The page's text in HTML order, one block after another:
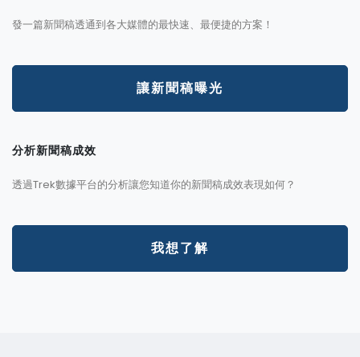
發一篇新聞稿透通到各大媒體的最快速、最便捷的方案！
讓新聞稿曝光
分析新聞稿成效
透過Trek數據平台的分析讓您知道你的新聞稿成效表現如何？
我想了解